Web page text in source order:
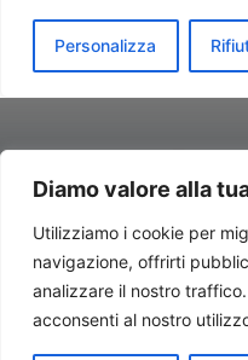
Diamo valore alla
Utilizziamo i cookie per
navigazione, offrirti
analizzare il nostro
acconsenti al nostro
Contatti//Redazione: